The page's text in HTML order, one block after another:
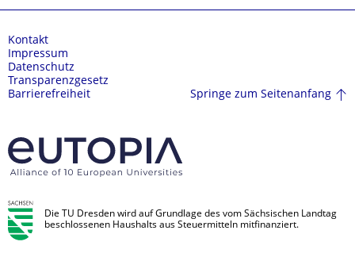
Kontakt
Impressum
Datenschutz
Transparenzgesetz
Barrierefreiheit
Springe zum Seitenanfang
Die TU Dresden wird auf Grundlage des vom Sächsischen Landtag
beschlossenen Haushalts aus Steuermitteln mitfinanziert.